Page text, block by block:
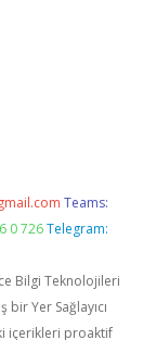
Teams:
0 726 Telegram:
Bilgi Teknolojileri
Yer Sağlayıcı
içerikleri proaktif